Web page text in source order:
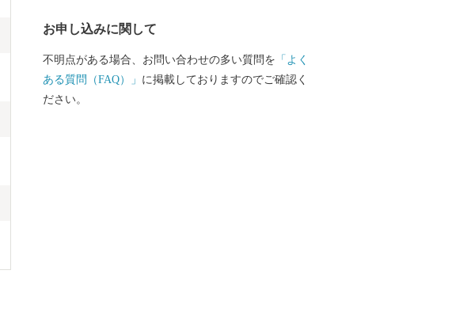
お申し込みに関して
不明点がある場合、お問い合わせの多い質問を 「よく
ある質問（FAQ）」 に掲載しておりますのでご確認く
ださい。